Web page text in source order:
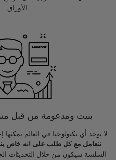
الأوراق
بنيت ومدعومة من قبل
لا يوجد أي تكنولوجيا في العالم يمكنها
نتعامل مع كل طلب على انه خاص
السلسة سيكون من خلال التحديثات